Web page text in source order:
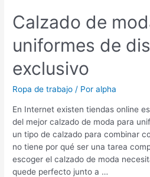
Calzado de
uniformes de
exclusivo
Ropa de trabajo / Poralpha
En Internet existen tiendas online
del mejor calzado de moda para
un tipo de calzado para combinar
no tiene por qué ser una tarea
escoger el calzado de moda
quede perfecto junto a …